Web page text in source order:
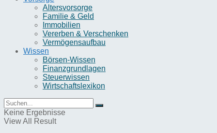
Altersvorsorge
Familie & Geld
Immobilien
Vererben & Verschenken
Vermögensaufbau
Wissen
Börsen-Wissen
Finanzgrundlagen
Steuerwissen
Wirtschaftslexikon
Keine Ergebnisse
View All Result